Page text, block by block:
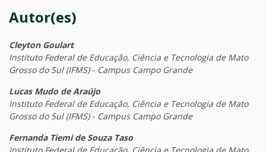
Autor(es)
Cleyton Goulart
Instituto Federal de Educação, Ciência e Tecnologia de Mato
Grosso do Sul (IFMS) - Campus Campo Grande
Lucas Mudo de Araújo
Instituto Federal de Educação, Ciência e Tecnologia de Mato
Grosso do Sul (IFMS) - Campus Campo Grande
Fernanda Tiemi de Souza Taso